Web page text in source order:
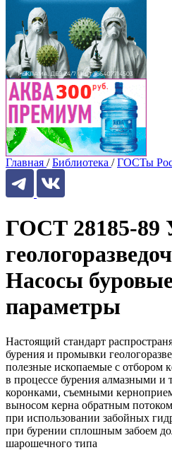
Главная / Библиотека / ГОСТы
ГОСТ 28185-89
Насосы
параметры
Настоящий стандарт
бурения и промывки
полезные ископаемые с отбором
в процессе бурения алмазными и
коронками, съемными
выносом керна обратным
при использовании забойных
при бурении сплошным забоем
шарошечного типа